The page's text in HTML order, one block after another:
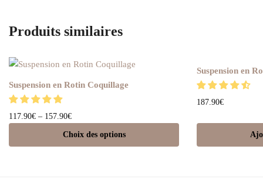
Produits similaires
Suspension en Rotin Coquillage
117.90€ – 157.90€
Choix des options
Suspension en
187.90€